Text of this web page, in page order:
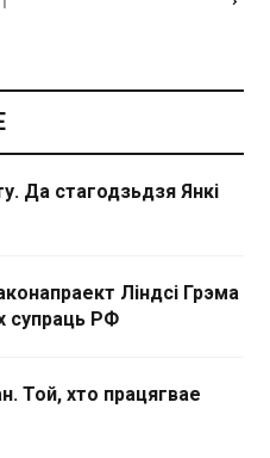
Да стагодзьдзя Янкі
Ліндсі Грэма
супраць РФ
Той, хто працягвае